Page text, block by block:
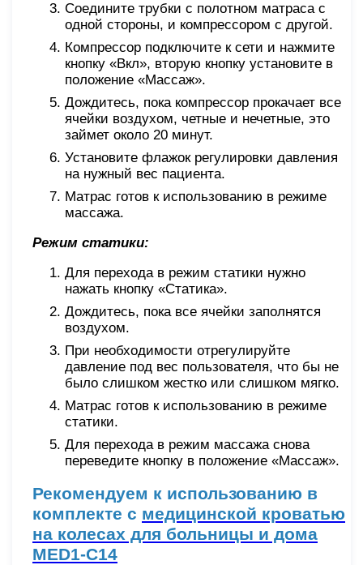
Соедините трубки с полотном матраса с
одной стороны, и компрессором с другой.
Компрессор подключите к сети и нажмите
кнопку «Вкл», вторую кнопку установите в
положение «Массаж».
Дождитесь, пока компрессор прокачает все
ячейки воздухом, четные и нечетные, это
займет около 20 минут.
Установите флажок регулировки давления
на нужный вес пациента.
Матрас готов к использованию в режиме
массажа.
Режим статики:
Для перехода в режим статики нужно
нажать кнопку «Статика».
Дождитесь, пока все ячейки заполнятся
воздухом.
При необходимости отрегулируйте
давление под вес пользователя, что бы не
было слишком жестко или слишком мягко.
Матрас готов к использованию в режиме
статики.
Для перехода в режим массажа снова
переведите кнопку в положение «Массаж».
Рекомендуем к использованию в
комплекте с медицинской кроватью
на колесах для больницы и дома
MED1-C14